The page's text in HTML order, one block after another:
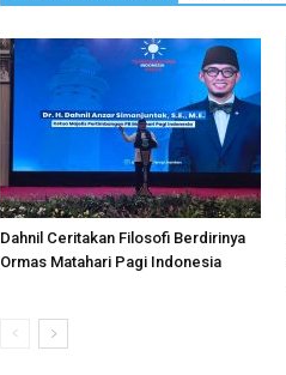
Dahnil Ceritakan Filosofi Berdirinya
Ormas Matahari Pagi Indonesia